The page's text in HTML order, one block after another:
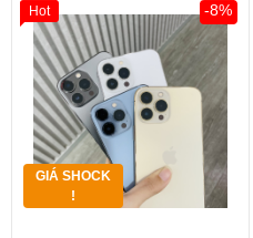
GIÁ SHOCK
!
-8%
Hot